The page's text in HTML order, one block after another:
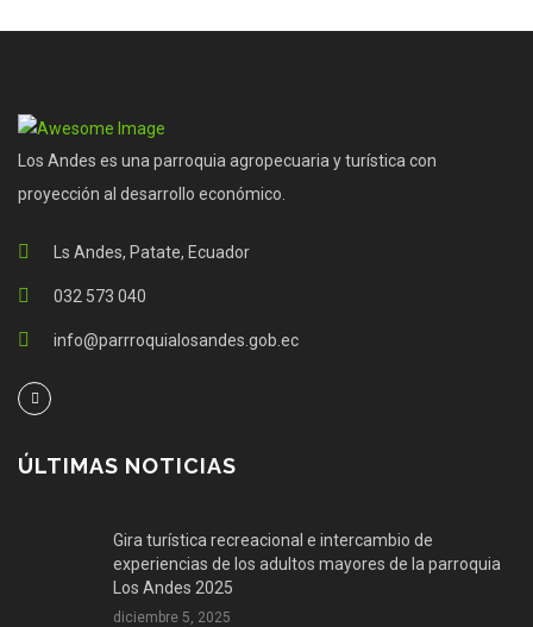
Los Andes es una parroquia agropecuaria y turística con
proyección al desarrollo económico.
Ls Andes, Patate, Ecuador
032 573 040
info@parrroquialosandes.gob.ec
ÚLTIMAS NOTICIAS
Gira turística recreacional e intercambio de
experiencias de los adultos mayores de la parroquia
Los Andes 2025
diciembre 5, 2025